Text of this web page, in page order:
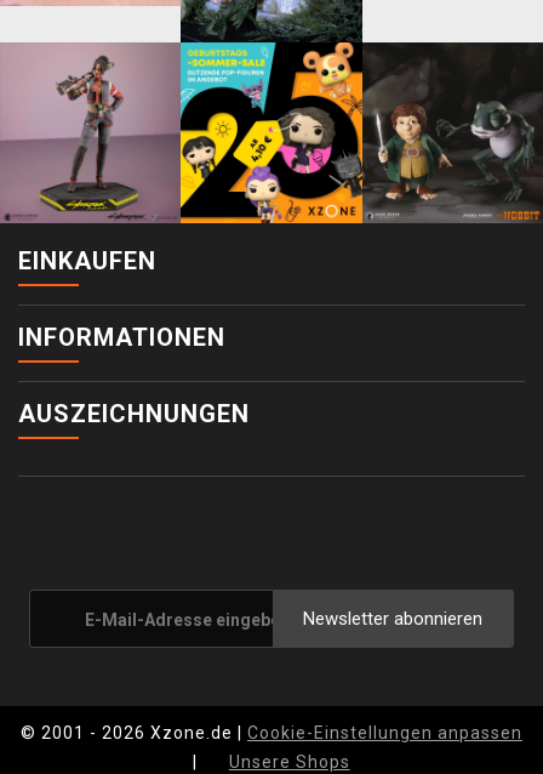
EINKAUFEN
INFORMATIONEN
AUSZEICHNUNGEN
Newsletter abonnieren
© 2001 - 2026 Xzone.de | Cookie-Einstellungen anpassen
Unsere Shops